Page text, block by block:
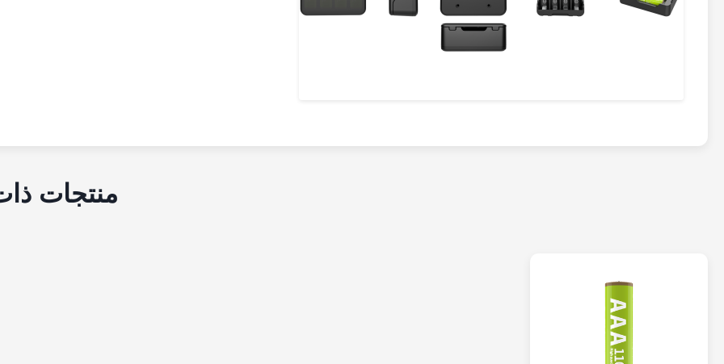
منتجات